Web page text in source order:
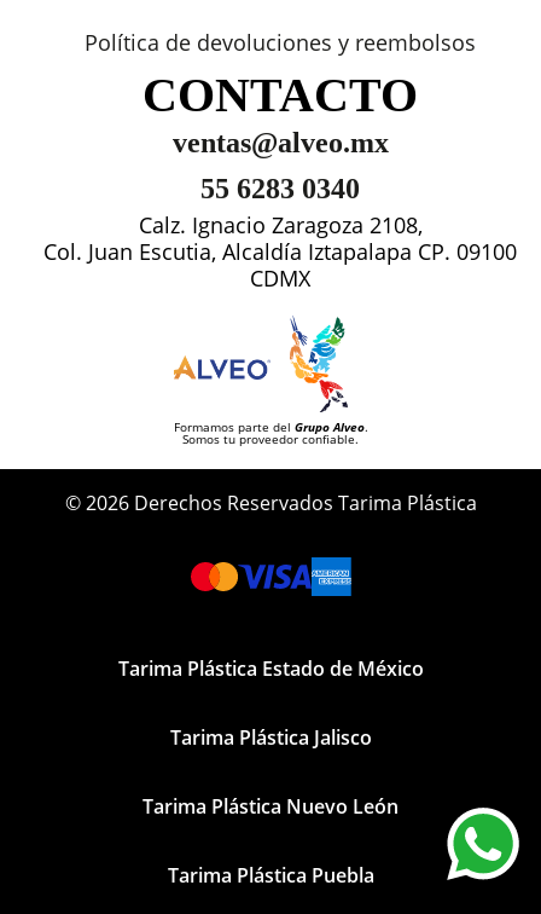
Política de devoluciones y reembolsos
CONTACTO
ventas@alveo.mx
55 6283 0340
Calz. Ignacio Zaragoza 2108,
Col. Juan Escutia, Alcaldía Iztapalapa CP. 09100
CDMX
Formamos parte del Grupo Alveo.
Somos tu proveedor confiable.
© 2026 Derechos Reservados Tarima Plástica
Tarima Plástica Estado de México
Tarima Plástica Jalisco
Tarima Plástica Nuevo León
Tarima Plástica Puebla